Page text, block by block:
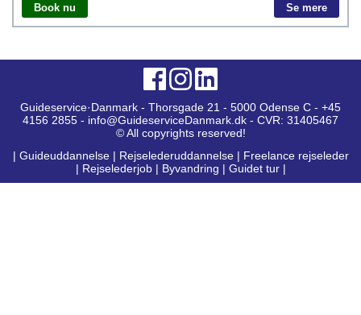
Book nu
Se mere
Guideservice·Danmark - Thorsgade 21 - 5000 Odense C - +45
4156 2855 - info@GuideserviceDanmark.dk - CVR: 31405467
© All copyrights reserved!
| Guideuddannelse | Rejselederuddannelse | Freelance rejseleder
| Rejselederjob| Byvandring | Guidet tur|